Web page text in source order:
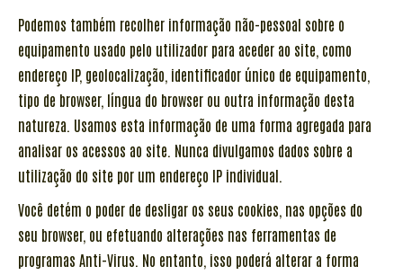
Podemos também recolher informação não-pessoal sobre o
equipamento usado pelo utilizador para aceder ao site, como
endereço IP, geolocalização, identificador único de equipamento,
tipo de browser, língua do browser ou outra informação desta
natureza. Usamos esta informação de uma forma agregada para
analisar os acessos ao site. Nunca divulgamos dados sobre a
utilização do site por um endereço IP individual.
Você detém o poder de desligar os seus cookies, nas opções do
seu browser, ou efetuando alterações nas ferramentas de
programas Anti-Virus. No entanto, isso poderá alterar a forma